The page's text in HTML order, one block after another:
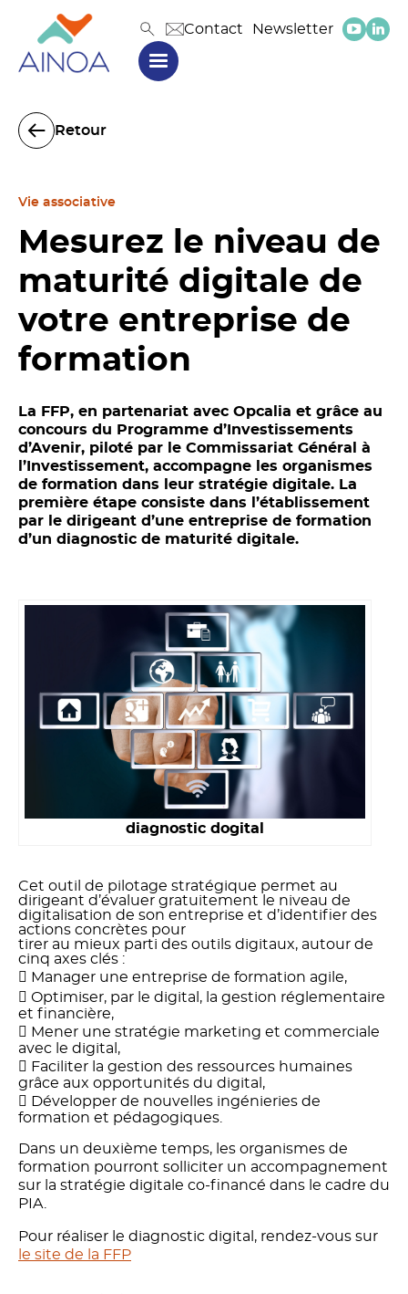
Contact Newsletter
Retour
Vie associative
Mesurez le niveau de
maturité digitale de
votre entreprise de
formation
La FFP, en partenariat avec Opcalia et grâce au
concours du Programme d’Investissements
d’Avenir, piloté par le Commissariat Général à
l’Investissement, accompagne les organismes
de formation dans leur stratégie digitale. La
première étape consiste dans l’établissement
par le dirigeant d’une entreprise de formation
d’un diagnostic de maturité digitale.
diagnostic dogital
Cet outil de pilotage stratégique permet au
dirigeant d’évaluer gratuitement le niveau de
digitalisation de son entreprise et d’identifier des
actions concrètes pour
tirer au mieux parti des outils digitaux, autour de
cinq axes clés :
 Manager une entreprise de formation agile,
 Optimiser, par le digital, la gestion réglementaire
et financière,
 Mener une stratégie marketing et commerciale
avec le digital,
 Faciliter la gestion des ressources humaines
grâce aux opportunités du digital,
 Développer de nouvelles ingénieries de
formation et pédagogiques.
Dans un deuxième temps, les organismes de
formation pourront solliciter un accompagnement
sur la stratégie digitale co-financé dans le cadre du
PIA.
Pour réaliser le diagnostic digital, rendez-vous sur
le site de la FFP